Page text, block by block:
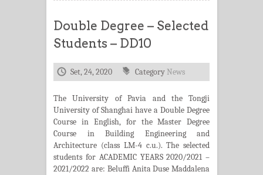
Double Degree – Selected
Students – DD10
Set, 24, 2020 CategoryNews
The University of Pavia and the Tongji
University of Shanghai have a Double Degree
Course in English, for the Master Degree
Course in Building Engineering and
Architecture (class LM-4 c.u.). The selected
students for ACADEMIC YEARS 2020/2021 –
2021/2022 are: Beluffi Anita Duse Maddalena